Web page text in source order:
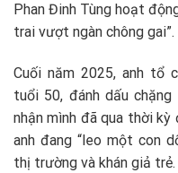
Phan Đinh Tùng hoạt
trai vượt ngàn chông gai”.
Cuối năm 2025, anh tổ
tuổi 50, đánh dấu
nhận mình đã qua thời kỳ
anh đang “leo một con
thị trường và khán giả trẻ.